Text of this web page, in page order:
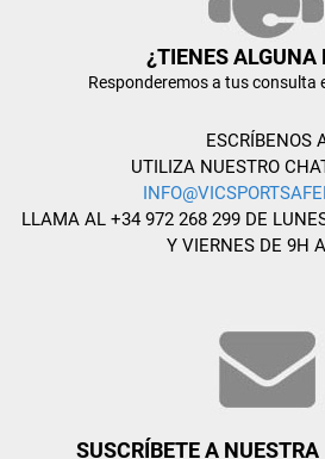
¿TIENES ALGUNA
Responderemos a tus consulta
ESCRÍBENOS
UTILIZA NUESTRO
LLAMA AL +34 972 268 299 DE
Y VIERNES DE 9H
SUSCRÍBETE A